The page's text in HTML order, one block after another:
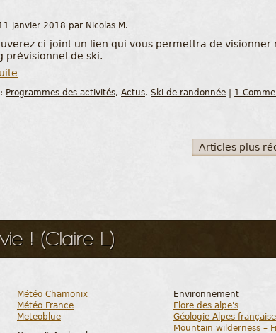
janvier 2018 par Nicolas M.
ci-joint un lien qui vous permettra de visionner
prévisionnel de ski.
Programmes des activités, Actus, Ski de randonnée 1
Articles plus
! (Claire L)
Météo Chamonix
Météo France
Meteoblue
Environnement
Flore des alpe's
Géologie Alpes
Mountain wilderness –